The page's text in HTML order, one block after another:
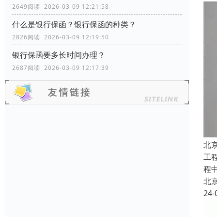
2649阅读 2026-03-09 12:21:58
什么是银行保函？银行保函的种类？
2826阅读 2026-03-09 12:19:50
银行保函要多长时间办理？
2687阅读 2026-03-09 12:17:39
北
工
程
北
24-